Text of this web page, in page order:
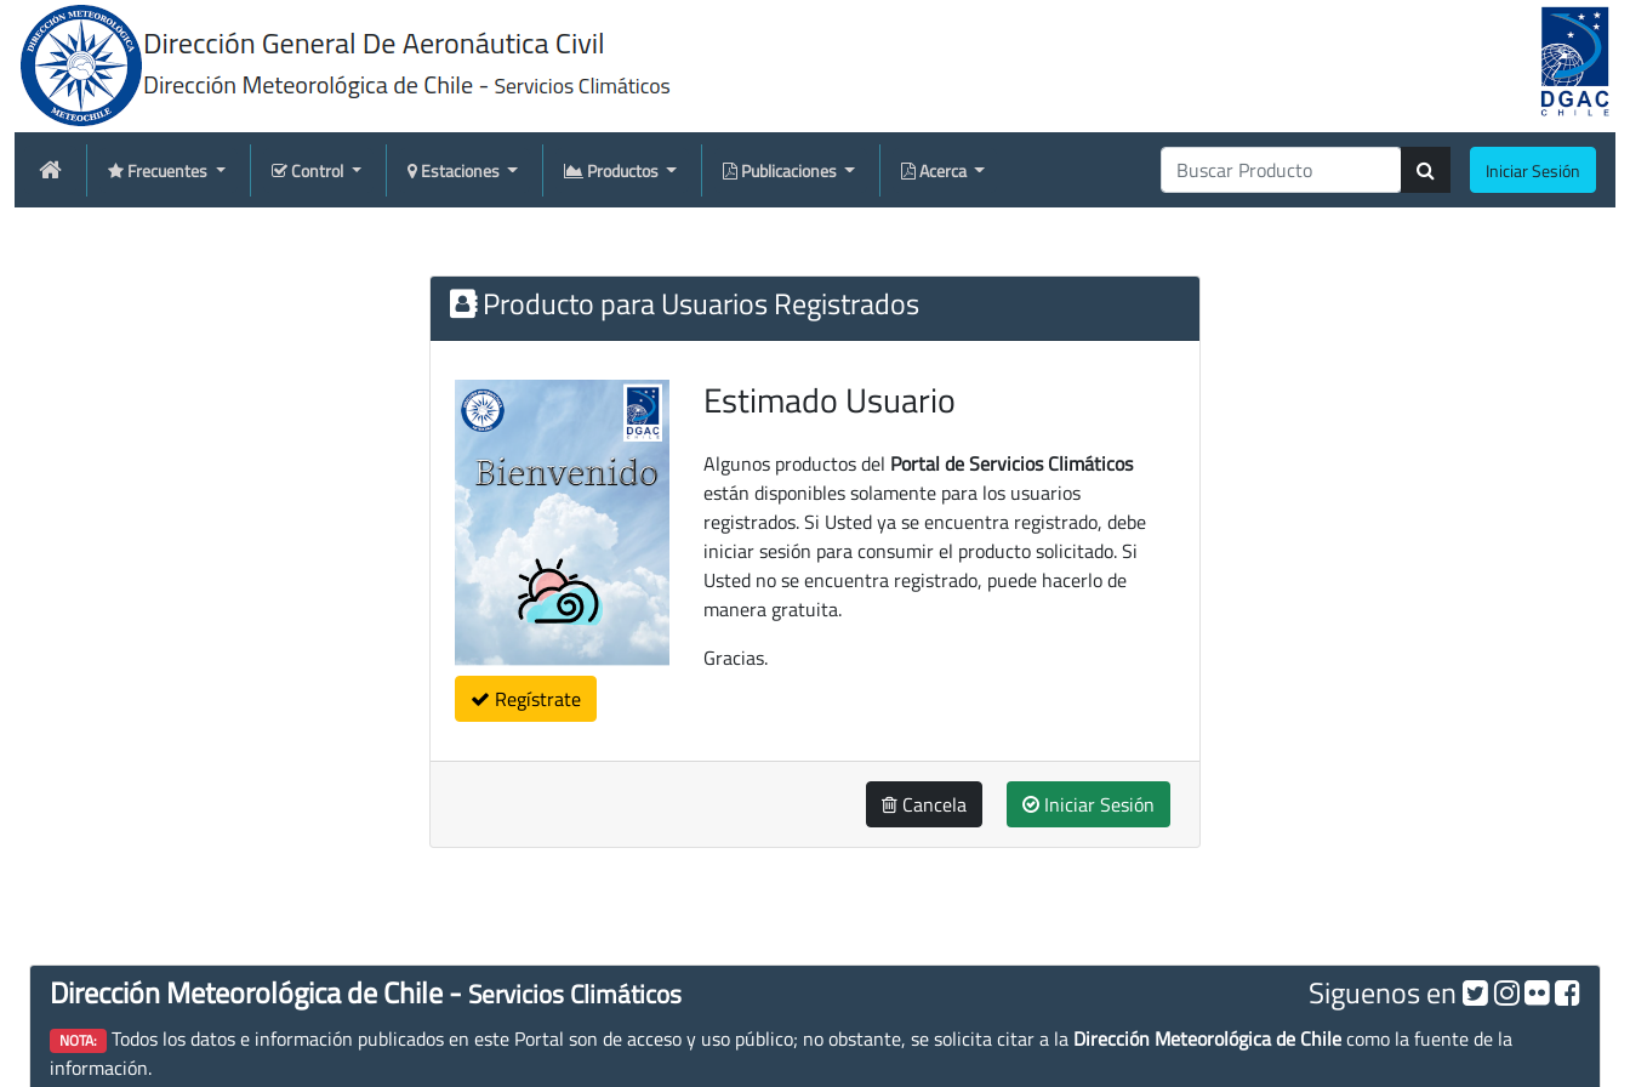
Frecuentes Control Estaciones Productos Publicaciones Acerca Iniciar Sesión
Producto para Usuarios Registrados
Regístrate
Estimado Usuario
Algunos productos del Portal de Servicios Climáticos
están disponibles solamente para los usuarios
registrados. Si Usted ya se encuentra registrado, debe
iniciar sesión para consumir el producto solicitado. Si
Usted no se encuentra registrado, puede hacerlo de
manera gratuita.
Gracias.
Cancela Iniciar Sesión
Dirección Meteorológica de Chile - Servicios Climáticos Siguenos en
NOTA: Todos los datos e información publicados en este Portal son de acceso y uso público; no obstante, se solicita citar a la Dirección Meteorológica de Chilecomo la fuente de la
información.